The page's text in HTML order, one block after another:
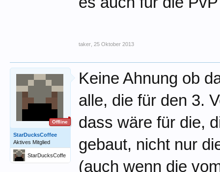
taker 25 Oktober 2013
Offline
StarDucksCoffee
Aktives Mitglied
StarDucksCoffe
e
Keine Ahnung ob
alle, die für den 3.
dass wäre für die,
gebaut, nicht nur
(auch wenn die